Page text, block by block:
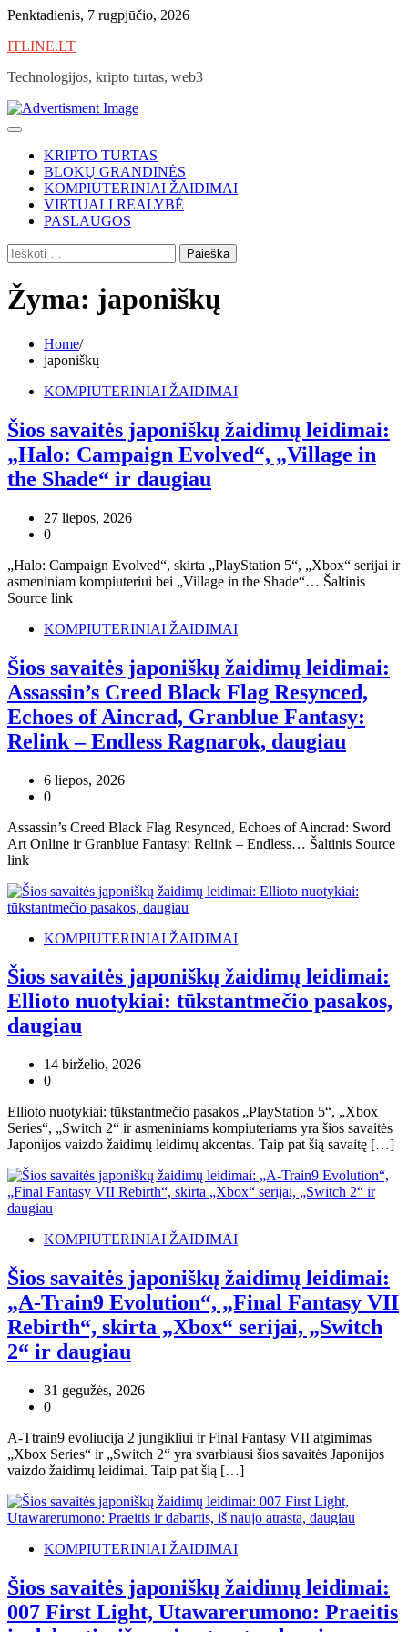
Skip
content
Penktadienis, 7 rugpjūčio, 2026
ITLINE.LT
Technologijos, kripto turtas, web3
KRIPTO TURTAS
BLOKŲ GRANDINĖS
KOMPIUTERINIAI ŽAIDIMAI
VIRTUALI REALYBĖ
PASLAUGOS
Ieškoti:
Žyma: japoniškų
Home
japoniškų
KOMPIUTERINIAI ŽAIDIMAI
Šios savaitės japoniškų žaidimų leidimai:
„Halo: Campaign Evolved“, „Village in
the Shade“ ir daugiau
27 liepos, 2026
0
„Halo: Campaign Evolved“, skirta „PlayStation 5“, „Xbox“ serijai ir
asmeniniam kompiuteriui bei „Village in the Shade“… Šaltinis
Source link
KOMPIUTERINIAI ŽAIDIMAI
Šios savaitės japoniškų žaidimų leidimai:
Assassin’s Creed Black Flag Resynced,
Echoes of Aincrad, Granblue Fantasy:
Relink – Endless Ragnarok, daugiau
6 liepos, 2026
0
Assassin’s Creed Black Flag Resynced, Echoes of Aincrad: Sword
Art Online ir Granblue Fantasy: Relink – Endless… Šaltinis Source
link
KOMPIUTERINIAI ŽAIDIMAI
Šios savaitės japoniškų žaidimų leidimai:
Ellioto nuotykiai: tūkstantmečio pasakos,
daugiau
14 birželio, 2026
0
Ellioto nuotykiai: tūkstantmečio pasakos „PlayStation 5“, „Xbox
Series“, „Switch 2“ ir asmeniniams kompiuteriams yra šios savaitės
Japonijos vaizdo žaidimų leidimų akcentas. Taip pat šią savaitę […]
KOMPIUTERINIAI ŽAIDIMAI
Šios savaitės japoniškų žaidimų leidimai:
„A-Train9 Evolution“, „Final Fantasy VII
Rebirth“, skirta „Xbox“ serijai, „Switch
2“ ir daugiau
31 gegužės, 2026
0
A-Ttrain9 evoliucija 2 jungikliui ir Final Fantasy VII atgimimas
„Xbox Series“ ir „Switch 2“ yra svarbiausi šios savaitės Japonijos
vaizdo žaidimų leidimai. Taip pat šią […]
KOMPIUTERINIAI ŽAIDIMAI
Šios savaitės japoniškų žaidimų leidimai:
007 First Light, Utawarerumono: Praeitis